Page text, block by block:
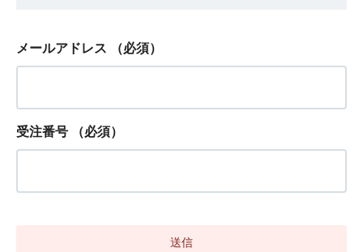
メールアドレス （必須）
受注番号 （必須）